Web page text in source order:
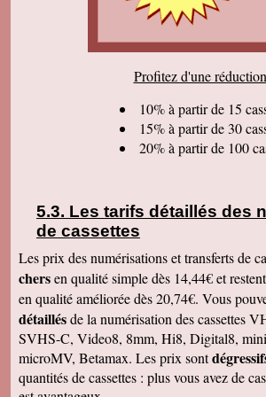
sommes très satisfaits. Encore tous
remerciements et bonne
cordialement.
J'ai bien reçu votre paquet, et je suis
dois dire qu'au début j'étais un peu
les prix . merci beaucoup
Pierre B
Je suis très très très satisfait de
que les affaires aillent très bien.
Jacques N
Colis reçu ce jour, satisfait du bon
par vos soins. Merci encore,
Hervé R
j'ai bien reçu les CD et les K7 en
de cet excellent traitement. Très
Pascal R
bonjour bien reçu le colis samedi
visionnage le travail est superbe
Profitez d'une
10% à partir de 15
15% à partir de 30
20% à partir de 100
Les tarifs détaillés des
de cassettes
Les prix des numérisations et transferts de
chersen qualité simple dès 14,44€ et restent
en qualité améliorée dès 20,74€. Vous
détaillésde la numérisation des cassettes
SVHS-C, Video8, 8mm, Hi8, Digital8,
microMV, Betamax. Les prix sont
quantités de cassettes : plus vous avez de